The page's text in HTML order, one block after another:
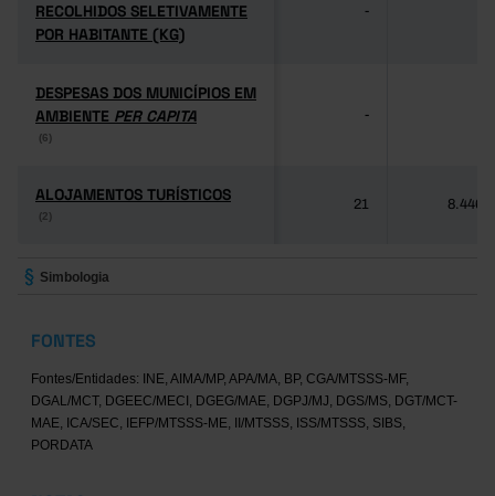
RECOLHIDOS SELETIVAMENTE
POR HABITANTE (KG)
RECOLHIDOS SELETIVAMENTE
POR HABITANTE (KG)
-
DESPESAS DOS MUNICÍPIOS EM
AMBIENTE PER CAPITA
(6)
DESPESAS DOS MUNICÍPIOS EM
AMBIENTE PER CAPITA
(6)
-
ALOJAMENTOS TURÍSTICOS
(2)
ALOJAMENTOS TURÍSTICOS
(2)
21 8.446
Simbologia
FONTES
Fontes/Entidades: INE, AIMA/MP, APA/MA, BP, CGA/MTSSS-MF,
DGAL/MCT, DGEEC/MECI, DGEG/MAE, DGPJ/MJ, DGS/MS, DGT/MCT-
MAE, ICA/SEC, IEFP/MTSSS-ME, II/MTSSS, ISS/MTSSS, SIBS,
PORDATA